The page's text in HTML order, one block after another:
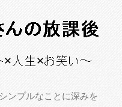
ンプルなことに深みを